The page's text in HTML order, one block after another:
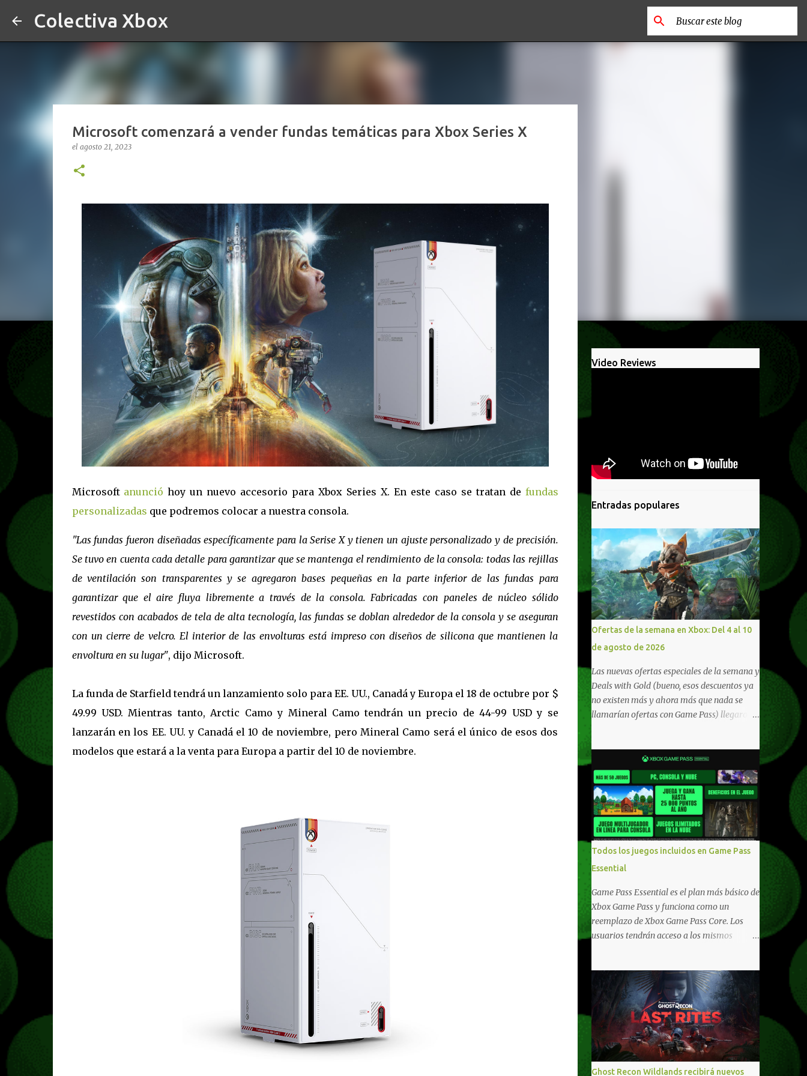
Colectiva Xbox
Microsoft comenzará a vender fundas temáticas para Xbox Series X
el agosto 21, 2023
Microsoft anunció hoy un nuevo accesorio para Xbox Series X. En este caso se tratan de fundas
personalizadas que podremos colocar a nuestra consola.
"Las fundas fueron diseñadas específicamente para la Serise X y tienen un ajuste personalizado y de precisión.
Se tuvo en cuenta cada detalle para garantizar que se mantenga el rendimiento de la consola: todas las rejillas
de ventilación son transparentes y se agregaron bases pequeñas en la parte inferior de las fundas para
garantizar que el aire fluya libremente a través de la consola. Fabricadas con paneles de núcleo sólido
revestidos con acabados de tela de alta tecnología, las fundas se doblan alrededor de la consola y se aseguran
con un cierre de velcro. El interior de las envolturas está impreso con diseños de silicona que mantienen la
envoltura en su lugar", dijo Microsoft.
La funda de Starfield tendrá un lanzamiento solo para EE. UU., Canadá y Europa el 18 de octubre por $
49.99 USD. Mientras tanto, Arctic Camo y Mineral Camo tendrán un precio de 44-99 USD y se
lanzarán en los EE. UU. y Canadá el 10 de noviembre, pero Mineral Camo será el único de esos dos
modelos que estará a la venta para Europa a partir del 10 de noviembre.
Video Reviews
Entradas populares
Ofertas de la semana en Xbox: Del 4 al 10
de agosto de 2026
Las nuevas ofertas especiales de la semana y
Deals with Gold (bueno, esos descuentos ya
no existen más y ahora más que nada se
llamarían ofertas con Game Pass) llegaron a
10/11, varios de los juegos que están de
oferta también cuentan con soporte para
Xbox Play Anywhere, lo que nos permite
jugarlos y mantener un progreso
compartido en Windows PC y Xbox, y
tenemos un listado de juegos compatibles
por acá . ¿Aún necesitas una mano con las
compras? Tenemos un tutorial extenso o en
vídeo para que se quiten todas las dudas
generales de cómo hacer compras en Xbox .
Podes consultar un listado más completo de
promociones desde xbox.com. El post puede
tener actualizaciones regulares o cambios
- México Ofertas - Estados Unidos Ofertas -
España Todas las ofertas de Xbox One
también aplican a Xbox Series, a excepción
de los jue...
Todos los juegos incluidos en Game Pass
Essential
Game Pass Essential es el plan más básico de
Xbox Game Pass y funciona como un
reemplazo de Xbox Game Pass Core. Los
usuarios tendrán acceso a los mismos
adicionales que fueron anunciados
recientemente. Essential incluirá como
novedades una serie de ventajas para
diferentes juegos free to play que están en
Xbox y PC, que van desde skins, desbloqueo
de personajes, paquetes de armas hasta
emotes, monedas virtuales y más para
Ghost Recon Wildlands recibirá nuevos